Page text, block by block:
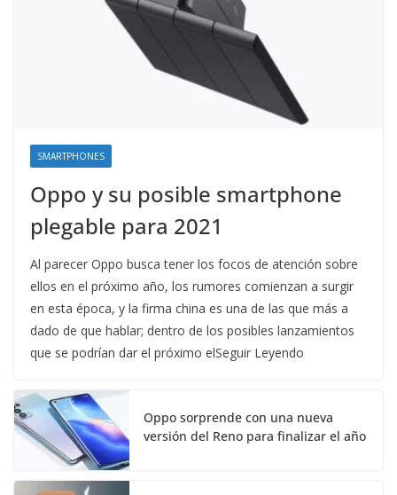
SMARTPHONES
Oppo y su posible smartphone
plegable para 2021
Al parecer Oppo busca tener los focos de atención sobre
ellos en el próximo año, los rumores comienzan a surgir
en esta época, y la firma china es una de las que más a
dado de que hablar; dentro de los posibles lanzamientos
que se podrían dar el próximo elSeguir Leyendo
Oppo sorprende con una nueva
versión del Reno para finalizar el año